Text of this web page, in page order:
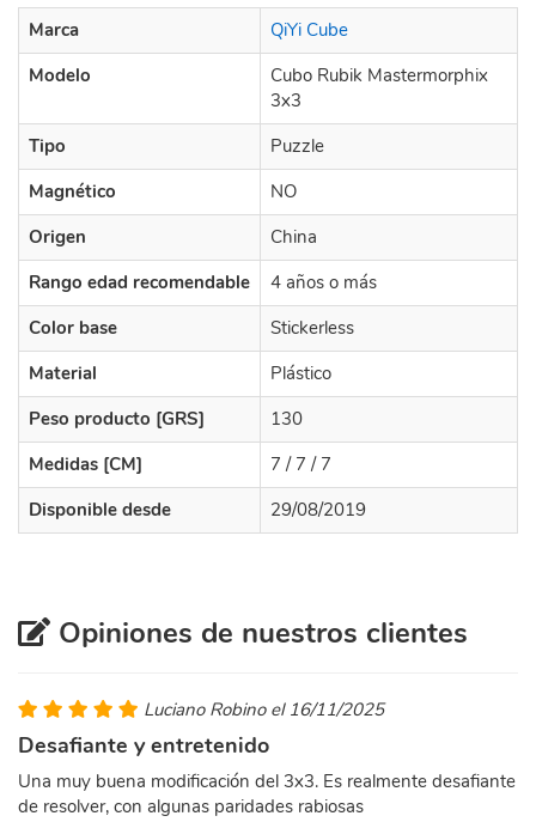
Marca
QiYi Cube
Modelo
Cubo Rubik Mastermorphix
3x3
Tipo
Puzzle
Magnético
NO
Origen
China
Rango edad recomendable
4 años o más
Color base
Stickerless
Material
Plástico
Peso producto [GRS]
130
Medidas [CM]
7 / 7 / 7
Disponible desde
29/08/2019
Opiniones de nuestros clientes
Luciano Robino el 16/11/2025
Desafiante y entretenido
Una muy buena modificación del 3x3. Es realmente desafiante
de resolver, con algunas paridades rabiosas